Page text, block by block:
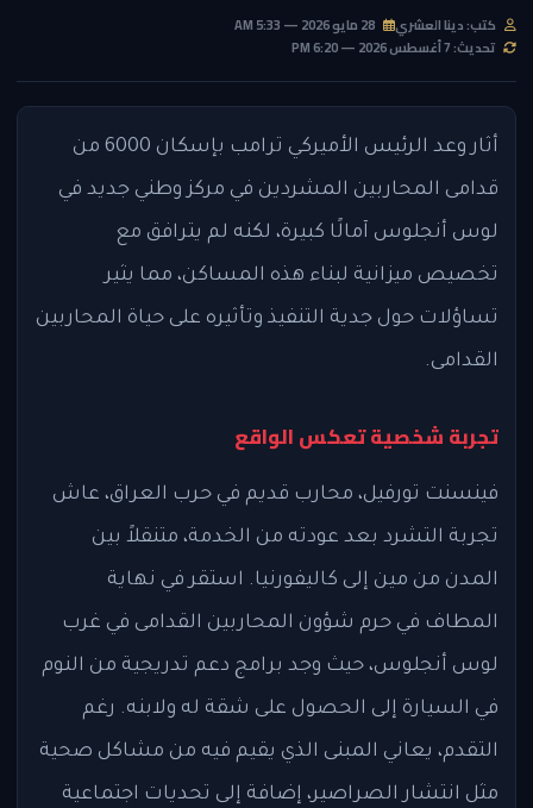
كتب: دينا العشري
تحديث: 7 أغسطس 2026 — 6:20 PM
أثار وعد الرئيس الأميركي ترامب بإسكان 6000 من
قدامى المحاربين المشردين في مركز وطني جديد في
لوس أنجلوس آمالًا كبيرة، لكنه لم يترافق مع
تخصيص ميزانية لبناء هذه المساكن، مما يثير
تساؤلات حول جدية التنفيذ وتأثيره على حياة المحاربين
القدامى.
تجربة شخصية تعكس الواقع
فينسنت تورفيل، محارب قديم في حرب العراق، عاش
تجربة التشرد بعد عودته من الخدمة، متنقلاً بين
المدن من مين إلى كاليفورنيا. استقر في نهاية
المطاف في حرم شؤون المحاربين القدامى في غرب
لوس أنجلوس، حيث وجد برامج دعم تدريجية من النوم
في السيارة إلى الحصول على شقة له ولابنه. رغم
التقدم، يعاني المبنى الذي يقيم فيه من مشاكل صحية
مثل انتشار الصراصير، إضافة إلى تحديات اجتماعية